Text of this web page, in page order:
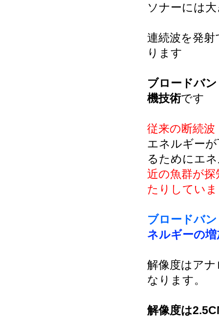
ソナーには
連続波を発
ります
ブロードバ
機技術です
従来の断続
エネルギー
るためにエ
近の魚群が
たりしてい
ブロードバ
ネルギーの
解像度はア
なります。
解像度は